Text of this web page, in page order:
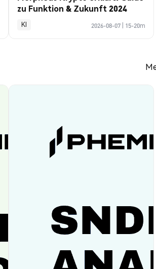
zu Funktion & Zukunft 2024
KI 2026-08-07 15-20m